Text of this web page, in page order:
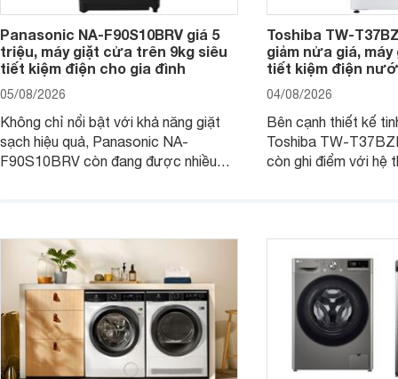
Panasonic NA-F90S10BRV giá 5
triệu, máy giặt cửa trên 9kg siêu
tiết kiệm điện cho gia đình
05/08/2026
Không chỉ nổi bật với khả năng giặt
sạch hiệu quả, Panasonic NA-
F90S10BRV còn đang được nhiều
giặt cửa trên 9kg.
Toshiba TW-
giảm nửa giá,
tiết kiệm điện
04/08/2026
Bên cạnh thiết kế
Toshiba TW-
còn ghi điểm với hệ
giặt.